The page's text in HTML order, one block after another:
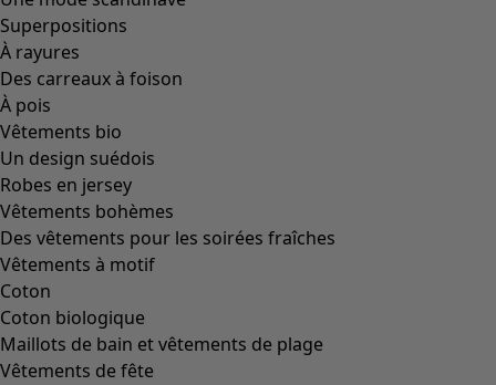
Superpositions
À rayures
Des carreaux à foison
À pois
Vêtements bio
Un design suédois
Robes en jersey
Vêtements bohèmes
Des vêtements pour les soirées fraîches
Vêtements à motif
Coton
Coton biologique
Maillots de bain et vêtements de plage
Vêtements de fête